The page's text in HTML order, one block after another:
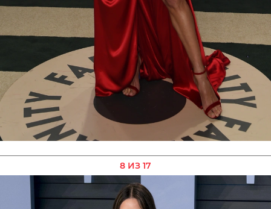
8 ИЗ 17